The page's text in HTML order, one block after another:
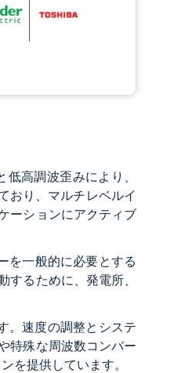
高調波歪みにより、
おり、マルチレベルイ
ーションにアクティブ
を一般的に必要とする
るために、発電所、
。速度の調整とシステ
特殊な周波数コンバー
を提供しています。